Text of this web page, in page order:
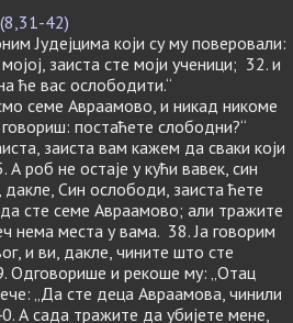
42)
Јудејцима који су му поверовали:
заиста сте моји ученици; 32. и
ће вас ослободити.“
семе Авраамово, и никад никоме
постаћете слободни?“
заиста вам кажем да сваки који
А роб не остаје у кући вавек, син
дакле, Син ослободи, заиста ћете
сте семе Авраамово; али тражите
нема места у вама. 38. Ја говорим
и ви, дакле, чините што сте
Одговорише и рекоше му: „Отац
„Да сте деца Авраамова, чинили
А сада тражите да убијете мене,